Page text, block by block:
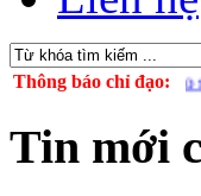
Thông báo chỉ đạo:
ứng phó với bão số 11
Tin mới